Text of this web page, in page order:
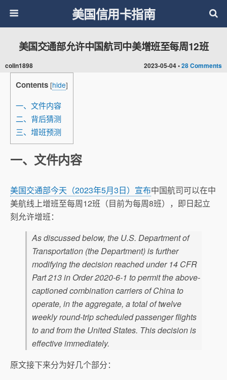
美国信用卡指南
2023-05-04 •28 Comments
美国交通部允许中国航司中美增班至每周12班
colin1898
Contents [hide]
一、文件内容
二、背后猜测
三、增班预测
一、文件内容
美国交通部今天（2023年5月3日）宣布中国航司可以在中
美航线上增班至每周12班（目前为每周8班），即日起立
刻允许增班：
As discussed below, the U.S. Department of
Transportation (the Department) is further
modifying the decision reached under 14 CFR
Part 213 in Order 2020-6-1 to permit the above-
captioned combination carriers of China to
operate, in the aggregate, a total of twelve
weekly round-trip scheduled passenger flights
to and from the United States. This decision is
effective immediately.
原文接下来分为好几个部分：